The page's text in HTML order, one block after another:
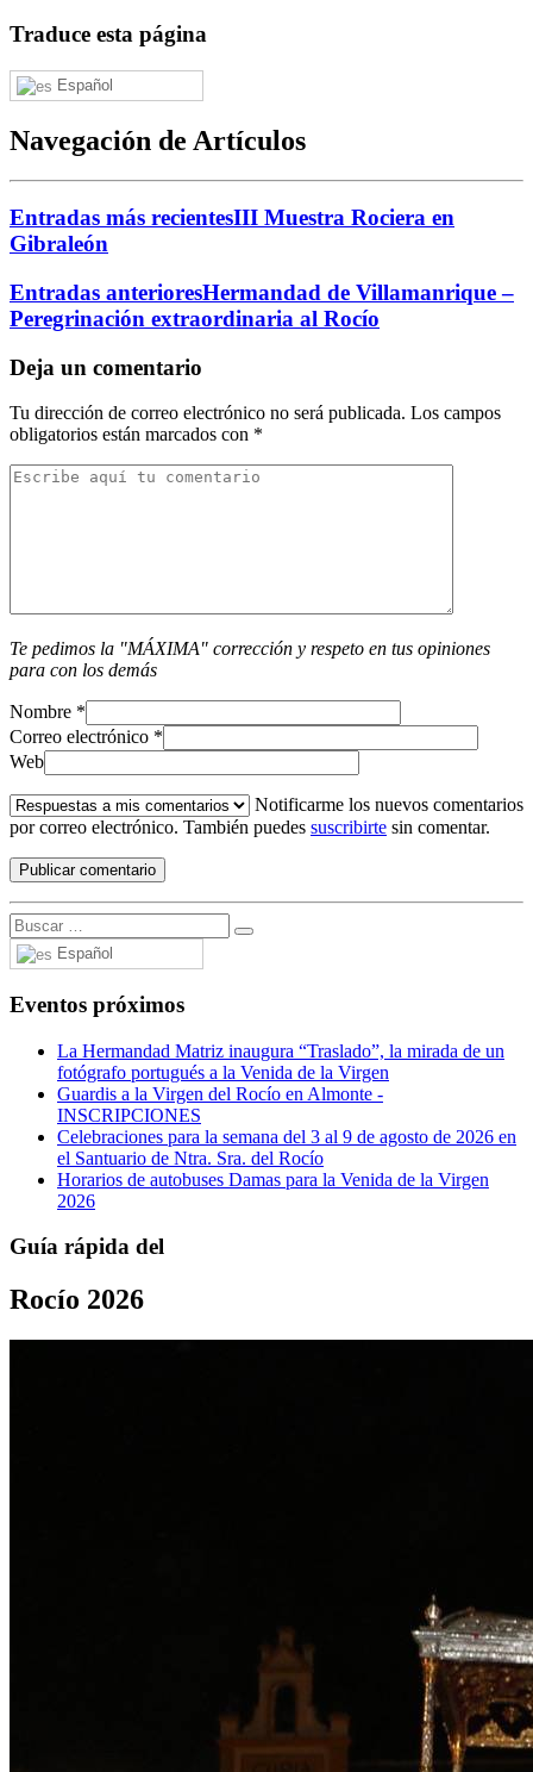
Traduce esta página
Español
Navegación de Artículos
Entradas más recientesIII Muestra Rociera en
Gibraleón
Entradas anterioresHermandad de Villamanrique –
Peregrinación extraordinaria al Rocío
Deja un comentario
Tu dirección de correo electrónico no será publicada. Los campos
obligatorios están marcados con *
Te pedimos la "MÁXIMA" corrección y respeto en tus opiniones
para con los demás
Nombre *
Correo electrónico *
Web
Notificarme los nuevos comentarios
por correo electrónico. También puedes suscribirte sin comentar.
Español
Eventos próximos
La Hermandad Matriz inaugura “Traslado”, la mirada de un
fotógrafo portugués a la Venida de la Virgen
Guardis a la Virgen del Rocío en Almonte -
INSCRIPCIONES
Celebraciones para la semana del 3 al 9 de agosto de 2026 en
el Santuario de Ntra. Sra. del Rocío
Horarios de autobuses Damas para la Venida de la Virgen
2026
Guía rápida del
Rocío 2026